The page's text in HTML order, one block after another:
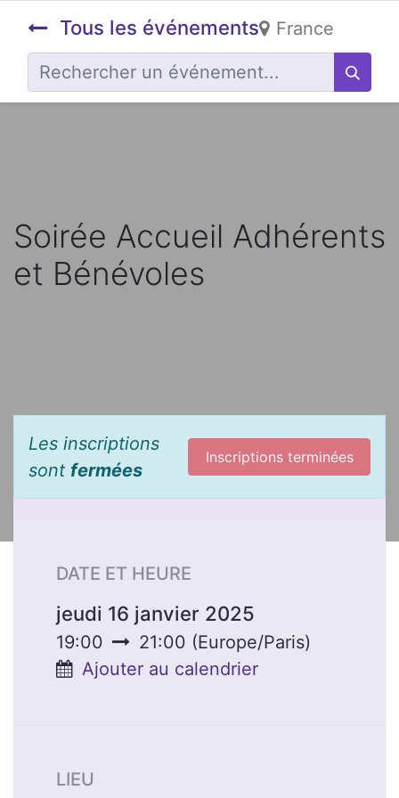
Tous les événements France
Soirée Accueil Adhérents
et Bénévoles
Les inscriptions
sont fermées
Inscriptions terminées
DATE ET HEURE
jeudi 16 janvier 2025
19:00 21:00 (Europe/Paris)
Ajouter au calendrier
LIEU